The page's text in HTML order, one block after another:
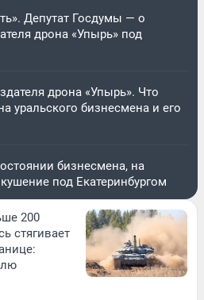
Депутат Госдумы — о
дрона «Упырь» под
дрона «Упырь». Что
уральского бизнесмена и его
бизнесмена, на
под Екатеринбургом
200
стягивает